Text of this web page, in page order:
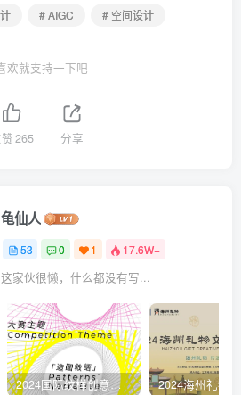
# AIGC # 空间设计
欢就支持一下吧
265 分享
龟仙人
53 0 1 17.6W+
这家伙很懒，什么都没有写...
2024国际纹样创意设计大赛(ICPDC2024)